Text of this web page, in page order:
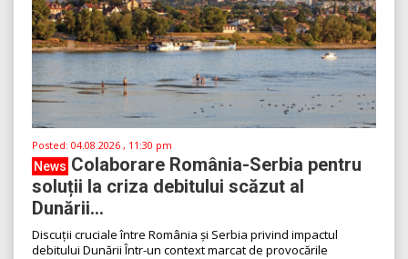
Posted: 04.08.2026 , 11:30 pm
News Colaborare România-Serbia pentru
soluții la criza debitului scăzut al
Dunării...
Discuții cruciale între România și Serbia privind impactul
debitului Dunării Într-un context marcat de provocările